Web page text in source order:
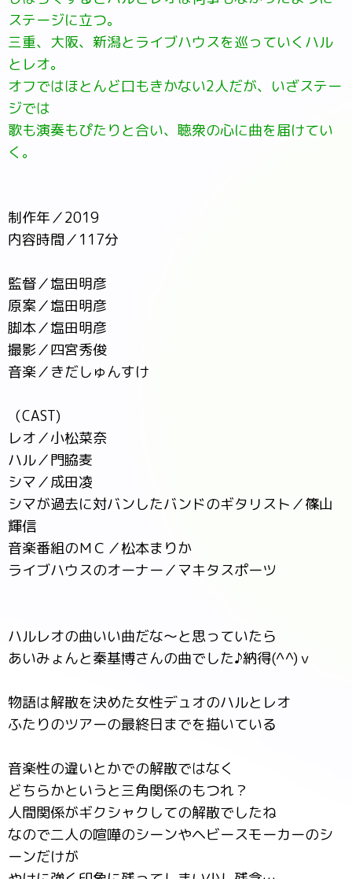
ステージに立つ。
三重、大阪、新潟とライブハウスを巡っていくハル
とレオ。
オフではほとんど口もきかない2人だが、いざステー
ジでは
歌も演奏もぴたりと合い、聴衆の心に曲を届けてい
く。
制作年／2019
内容時間／117分
監督／塩田明彦
原案／塩田明彦
脚本／塩田明彦
撮影／四宮秀俊
音楽／きだしゅんすけ
（CAST)
レオ／小松菜奈
ハル／門脇麦
シマ／成田凌
シマが過去に対バンしたバンドのギタリスト／篠山
輝信
音楽番組のＭＣ／松本まりか
ライブハウスのオーナー／マキタスポーツ
ハルレオの曲いい曲だな～と思っていたら
あいみょんと秦基博さんの曲でした♪納得(^^)ｖ
物語は解散を決めた女性デュオのハルとレオ
ふたりのツアーの最終日までを描いている
音楽性の違いとかでの解散ではなく
どちらかというと三角関係のもつれ？
人間関係がギクシャクしての解散でしたね
なので二人の喧嘩のシーンやヘビースモーカーのシ
ーンだけが